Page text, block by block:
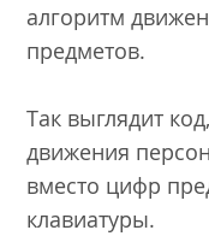
алгоритм
предметов.
Так выглядит
движения
вместо цифр
клавиатуры.